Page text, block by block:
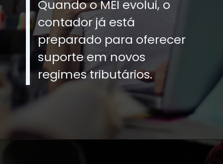
Quando o MEI evolui, o
contador já está
preparado para oferecer
suporte em novos
regimes tributários.